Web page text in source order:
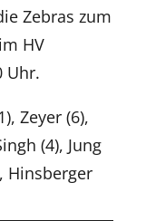
Zebras zum
HV
Uhr.
Zeyer (6),
(4), Jung
Hinsberger